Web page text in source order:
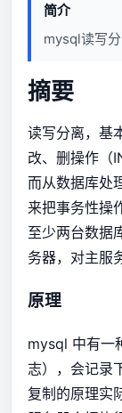
简介
mysql读写
摘要
读写分离，基
改、删操作（
而从数据库处
来把事务性操
至少两台数据
务器，对主服
原理
mysql 中有一
志），会记录
复制的原理实